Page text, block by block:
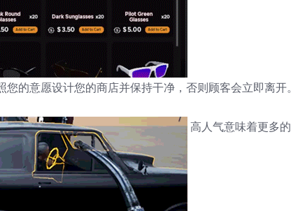
的意愿设计您的商店并保持干净，否则顾客会立即离开
高人气意味着更多